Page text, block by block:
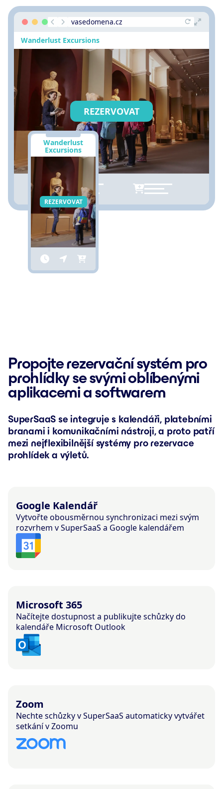
vasedomena.cz
Wanderlust Excursions
REZERVOVAT
Wanderlust
Excursions
REZERVOVAT
Propojte rezervační systém pro
prohlídky se svými oblíbenými
aplikacemi a softwarem
SuperSaaS se integruje s kalendáři, platebními
branami i komunikačními nástroji, a proto patří
mezi nejflexibilnější systémy pro rezervace
prohlídek a výletů.
Google Kalendář
Vytvořte obousměrnou synchronizaci mezi svým
rozvrhem v SuperSaaS a Google kalendářem
Microsoft 365
Načítejte dostupnost a publikujte schůzky do
kalendáře Microsoft Outlook
Zoom
Nechte schůzky v SuperSaaS automaticky vytvářet
setkání v Zoomu